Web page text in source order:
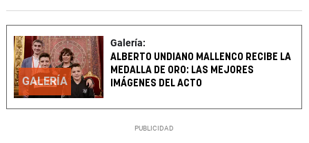
GALERÍA
Galería:
ALBERTO UNDIANO MALLENCO RECIBE LA
MEDALLA DE ORO: LAS MEJORES
IMÁGENES DEL ACTO